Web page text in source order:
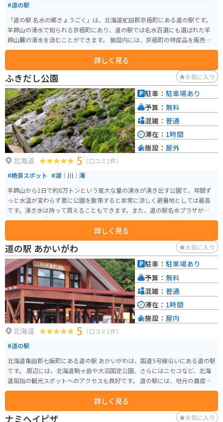
#道の駅
「道の駅 名水の郷きょうごく」は、北海道虻田郡京極町にある道の駅です。
羊蹄山の湧水で知られる京極町にあり、道の駅では名水百選にも選ばれた羊
蹄山麓の湧水を汲むことができます。 施設内には、京極町の特産品を販売す
る売店や、地元食材を使った料理を提供するレストランがあり、休憩だけで
なくショッピングや食事も楽しめます。特に、名水コーヒーや京極町のブラ
ンド牛乳を使ったソフトクリームが人気です。 バイクで訪れる際は、道の駅
から支笏洞爺国立公園やニセコ方面へのアクセスが良く、ツーリングの拠点
としても便利です。羊蹄山の絶景を眺めながらのツーリングは格別です。ま
た、周辺にはキャンプ場も多いので、アウトドアを楽しむのも良いでしょ
う。 道の駅 名水の郷きょうごくは、自然豊かな環境の中で、地元の魅力を満
喫できるスポットです。
詳しく見る
ふきだし公園 お気に入り
北海道 5 （口コミ1件）
#絶景スポット #湖｜川｜滝
羊蹄山から1日で約8万トンという莫大な量の湧水が湧き出す公園で、年間ず
っと水温が変わらず夏に公園を散策すると非常に涼しく避暑地としては最高
です。湧き水は持って買えることもできます。また、道の駅名水プラザが併設
されており休憩するのにはもってこいの公園です。近くには京極温泉もある
ので疲れを癒やしてからまたツーリングすることもできます。
詳しく見る
駐車： 駐車場あり
予算： 無料
混雑： 普通
滞在： 1時間
施設： 屋外
道の駅 あかいがわ お気に入り
北海道 5 （口コミ1件）
#道の駅
北海道亀田郡七飯町にある道の駅 あかいがわは、国道5号線沿いにある道の駅
です。 周辺には、北海道駒ヶ岳や大沼国定公園、さらにはニセコなど、北海
道屈指の観光スポットへのアクセスも良好です。 道の駅には、地元の農産物
直売所があり、新鮮な野菜や果物を購入できます。 また、レストランでは、
地元の食材を使った料理を楽しむことができます。 バイクで訪れる場合、駐
車場も広く休憩場所としても最適です。 周辺の観光道路も走りやすく、ツー
詳しく見る
駐車： 駐車場あり
予算： 無料
混雑： 普通
滞在： 1時間
施設： 屋内
ナミヘイピザ お気に入り